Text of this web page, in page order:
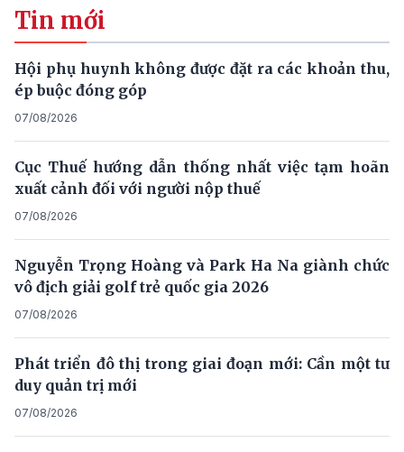
Tin mới
Hội phụ huynh không được đặt ra các khoản thu,
ép buộc đóng góp
07/08/2026
Cục Thuế hướng dẫn thống nhất việc tạm hoãn
xuất cảnh đối với người nộp thuế
07/08/2026
Nguyễn Trọng Hoàng và Park Ha Na giành chức
vô địch giải golf trẻ quốc gia 2026
07/08/2026
Phát triển đô thị trong giai đoạn mới: Cần một tư
duy quản trị mới
07/08/2026